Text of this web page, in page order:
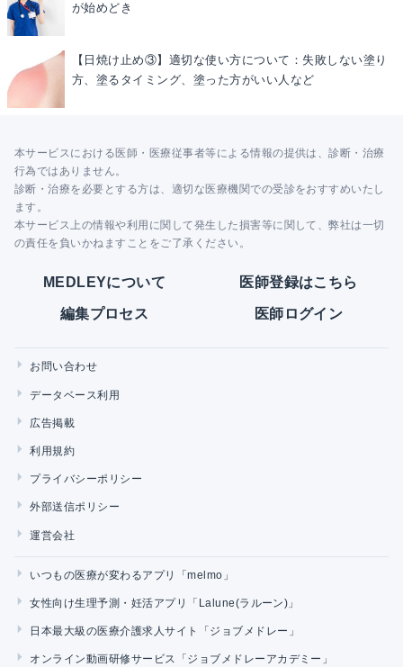
が始めどき
【日焼け止め③】適切な使い方について：失敗しない塗り
方、塗るタイミング、塗った方がいい人など
本サービスにおける医師・医療従事者等による情報の提供は、診断・治療
行為ではありません。
診断・治療を必要とする方は、適切な医療機関での受診をおすすめいたし
ます。
本サービス上の情報や利用に関して発生した損害等に関して、弊社は一切
の責任を負いかねますことをご了承ください。
MEDLEYについて 医師登録はこちら
編集プロセス 医師ログイン
お問い合わせ
データベース利用
広告掲載
利用規約
プライバシーポリシー
外部送信ポリシー
運営会社
いつもの医療が変わるアプリ「melmo」
女性向け生理予測・妊活アプリ「Lalune(ラルーン)」
日本最大級の医療介護求人サイト「ジョブメドレー」
オンライン動画研修サービス「ジョブメドレーアカデミー」